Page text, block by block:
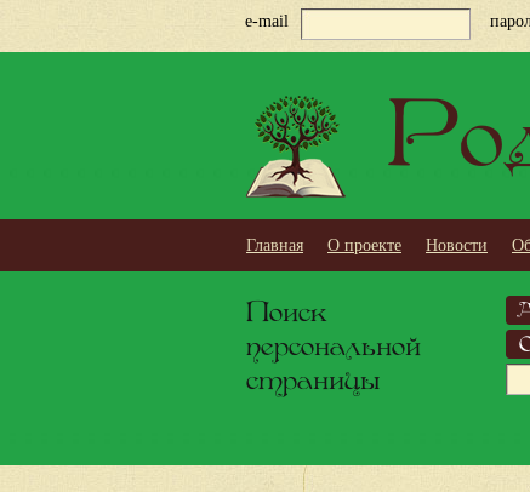
e-mail
Главная О проекте Новости
Поиск
персональной
страницы